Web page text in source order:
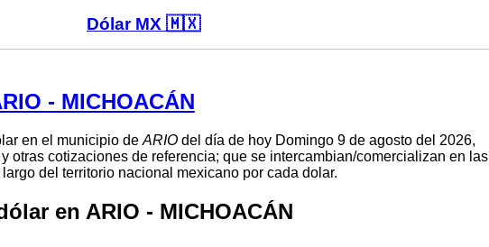
Dólar MX 🇲🇽
- MICHOACÁN
en el municipio de ARIOdel día de hoy Domingo 9 de agosto del 2026,
otras cotizaciones de referencia; que se intercambian/comercializan en las
del territorio nacional mexicano por cada dolar.
en ARIO - MICHOACÁN